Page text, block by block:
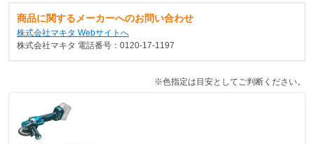
商品に関するメーカーへのお問い合わせ
株式会社マキタ Webサイトへ
株式会社マキタ 電話番号：0120-17-1197
※色指定は目安としてご判断ください。